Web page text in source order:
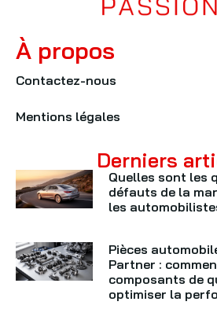
À propos
Contactez-nous
Mentions légales
Derniers
Quelles sont les
défauts de la
les
Pièces
Partner :
composants de
optimiser la